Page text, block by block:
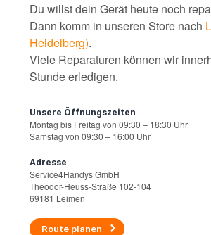
Du willst dein Gerät heute noch
Dann komm in unseren Store nach
Heidelberg).
Viele Reparaturen können wir
Stunde erledigen.
Unsere Öffnungszeiten
Montag bis Freitag von 09:30 – 18:30 Uhr
Samstag von 09:30 – 16:00 Uhr
Adresse
Service4Handys GmbH
Theodor-Heuss-Straße 102-104
69181 Leimen
Route planen